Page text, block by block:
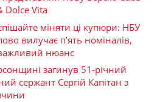
Dolce Vita
міняти ці купюри: НБУ
вилучає п’ять номіналів,
нюанс
загинув 51-річний
сержант Сергій Капітан з